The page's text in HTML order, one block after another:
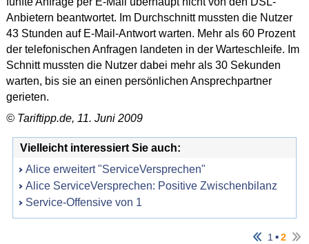
Anbietern beantwortet. Im Durchschnitt mussten die Nutzer
43 Stunden auf E-Mail-Antwort warten. Mehr als 60 Prozent
der telefonischen Anfragen landeten in der Warteschleife. Im
Schnitt mussten die Nutzer dabei mehr als 30 Sekunden
warten, bis sie an einen persönlichen Ansprechpartner
gerieten.
© Tariftipp.de, 11. Juni 2009
Vielleicht interessiert Sie auch:
Alice erweitert "ServiceVersprechen"
Alice ServiceVersprechen: Positive Zwischenbilanz
Service-Offensive von 1
1 ▪2